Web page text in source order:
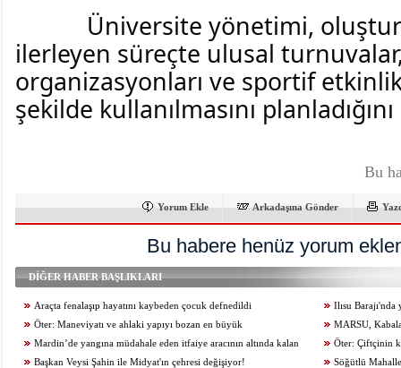
Üniversite yönetimi,
ilerleyen süreçte ulusal
organizasyonları ve sportif
şekilde kullanılmasını
Bu
Yorum Ekle Arkadaşına Gönder
Bu habere henüz yorum
DİĞER HABER BAŞLIKLARI
Araçta fenalaşıp hayatını kaybeden çocuk defnedildi
Ilısu Barajı'nda
geçti
Öter: Maneviyatı ve ahlaki yapıyı bozan en büyük
olumsuzluklardan biri de sanal kumardır
MARSU,
Yeniliyor
Mardin’de yangına müdahale eden itfaiye aracının altında kalan
itfaiye eri öldü
Öter: Çiftçinin
alınmamalı
Başkan Veysi Şahin ile Midyat'ın çehresi değişiyor!
Söğütlü